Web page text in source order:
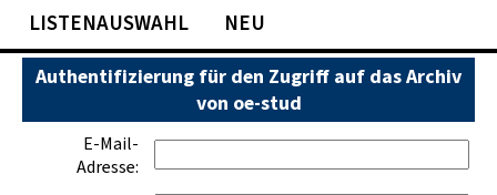
LISTENAUSWAHL
NEU
Authentifizierung für den Zugriff auf das Archiv
von oe-stud
E-Mail-
Adresse: